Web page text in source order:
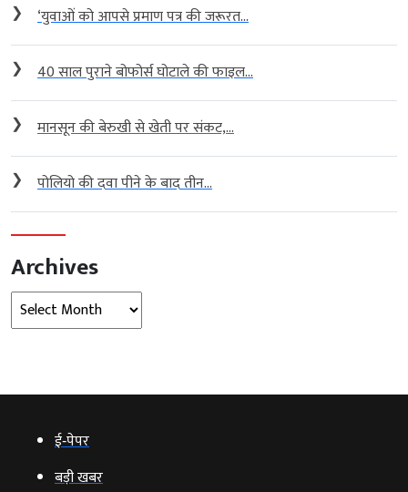
❯ ‘युवाओं को आपसे प्रमाण पत्र की जरूरत...
❯ 40 साल पुराने बोफोर्स घोटाले की फाइल...
❯ मानसून की बेरुखी से खेती पर संकट,...
❯ पोलियो की दवा पीने के बाद तीन...
Archives
Archives
ई‑पेपर
बड़ी खबर